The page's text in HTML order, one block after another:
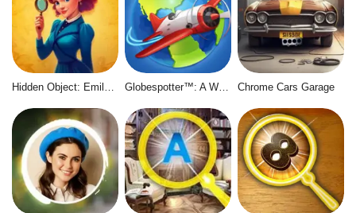
Globespotter™: A World of Difference™ Chrome Cars Garage